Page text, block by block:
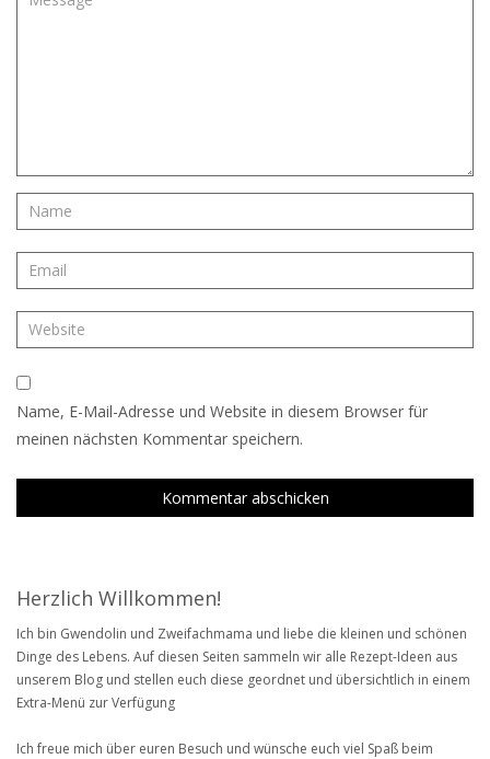
Name, E-Mail-Adresse und Website in diesem Browser für
meinen nächsten Kommentar speichern.
Herzlich Willkommen!
Ich bin Gwendolin und Zweifachmama und liebe die kleinen und schönen
Dinge des Lebens. Auf diesen Seiten sammeln wir alle Rezept-Ideen aus
unserem Blog und stellen euch diese geordnet und übersichtlich in einem
Extra-Menü zur Verfügung
Ich freue mich über euren Besuch und wünsche euch viel Spaß beim